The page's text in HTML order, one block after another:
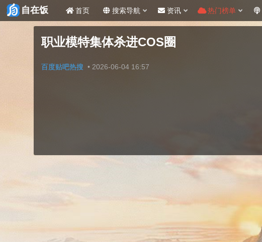
自在饭 首页 搜索导航 资讯 热门榜单
职业模特集体杀进COS圈
百度贴吧热搜 • 2026-06-04 16:57